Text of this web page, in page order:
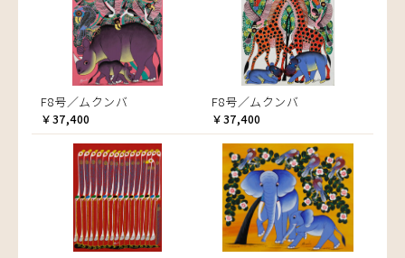
F8号／ムクンバ
￥37,400
F8号／ムクンバ
￥37,400